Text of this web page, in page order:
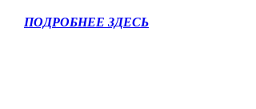
ПОДРОБНЕЕ ЗДЕСЬ